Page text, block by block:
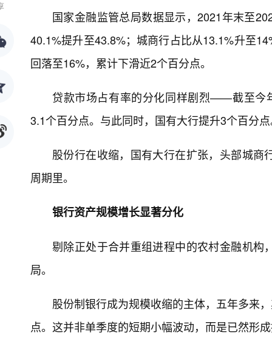
国家金融监管总局数据显示，2021年末至
40.1%提升至43.8%；城商行占比从13.1%升至
回落至16%，累计下滑近2个百分点。
贷款市场占有率的分化同样剧烈——截至今
3.1个百分点。与此同时，国有大行提升3个百分
股份行在收缩，国有大行在扩张，头部城
周期里。
银行资产规模增长显著分化
剔除正处于合并重组进程中的农村金融机
局。
股份制银行成为规模收缩的主体，五年多来
点。这并非单季度的短期小幅波动，而是已然形